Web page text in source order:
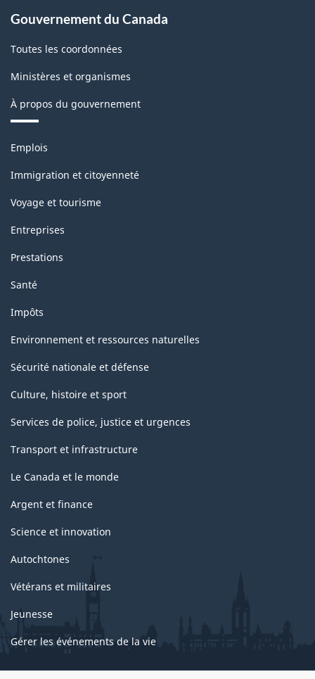
version
-
Structure
de
la
classification
Gouvernement du Canada
Toutes les coordonnées
Ministères et organismes
À propos du gouvernement
Thèmes
sujets
Emplois
Immigration et citoyenneté
Voyage et tourisme
Entreprises
Prestations
Santé
Impôts
Environnement et ressources naturelles
Sécurité nationale et défense
Culture, histoire et sport
Services de police, justice et urgences
Transport et infrastructure
Le Canada et le monde
Argent et finance
Science et innovation
Autochtones
Vétérans et militaires
Jeunesse
Gérer les événements de la vie